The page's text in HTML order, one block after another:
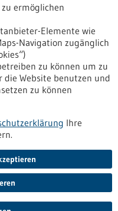
ermöglichen
Elemente wie
Navigation zugänglich
zu können um zu
die Website benutzen und
zu können
Ihre